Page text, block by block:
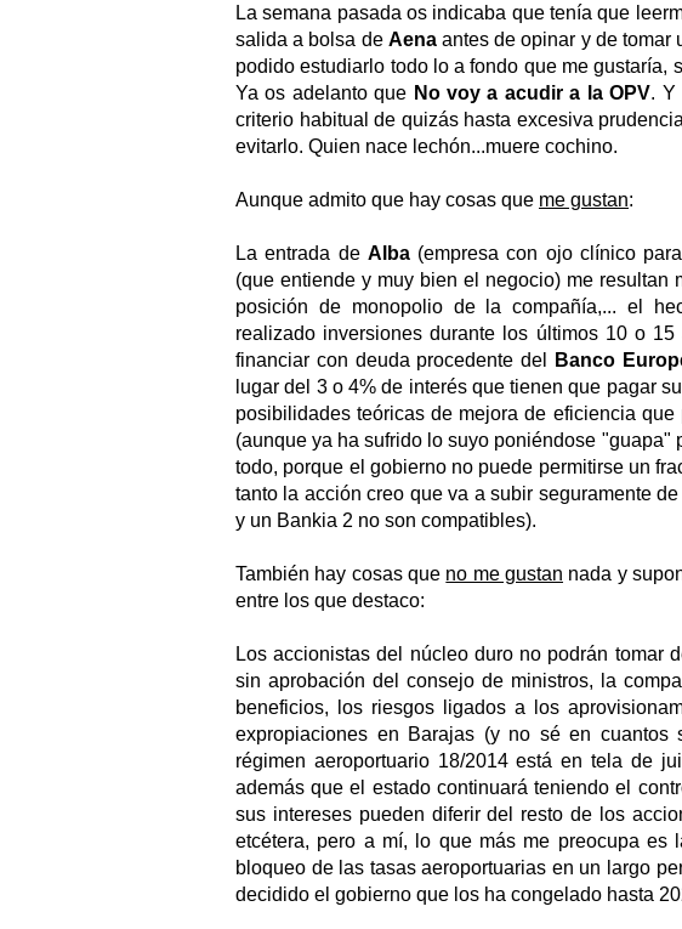
La semana pasada os indicaba que tenía que
salida a bolsa de Aenaantes de opinar y de tomar
podido estudiarlo todo lo a fondo que me gustaría,
Ya os adelanto que No voy a acudir a la OPV. Y
criterio habitual de quizás hasta excesiva
evitarlo. Quien nace lechón...muere cochino.
Aunque admito que hay cosas que me gustan:
La entrada de Alba(empresa con ojo clínico
(que entiende y muy bien el negocio) me resultan
posición de monopolio de la compañía,... el
realizado inversiones durante los últimos 10 o
financiar con deuda procedente del
Banco
lugar del 3 o 4% de interés que tienen que pagar
posibilidades teóricas de mejora de eficiencia
(aunque ya ha sufrido lo suyo poniéndose "guapa"
todo, porque el gobierno no puede permitirse un
tanto la acción creo que va a subir seguramente
y un Bankia 2 no son compatibles).
También hay cosas que no me gustan nada y
entre los que destaco:
Los accionistas del núcleo duro no podrán tomar
sin aprobación del consejo de ministros, la
beneficios, los riesgos ligados a los
expropiaciones en Barajas (y no sé en
régimen aeroportuario 18/2014 está en tela de
además que el estado continuará teniendo el
sus intereses pueden diferir del resto de los
etcétera, pero a mí, lo que más me preocupa es
bloqueo de las tasas aeroportuarias en un largo
decidido el gobierno que los ha congelado hasta